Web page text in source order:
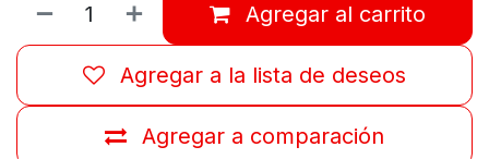
Agregar al carrito
Agregar a comparación
Agregar a la lista de deseos